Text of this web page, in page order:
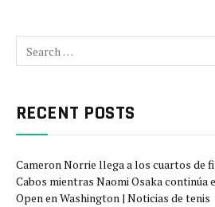
RECENT POSTS
Cameron Norrie llega a los cuartos de
Cabos mientras Naomi Osaka continúa
Open en Washington | Noticias de tenis